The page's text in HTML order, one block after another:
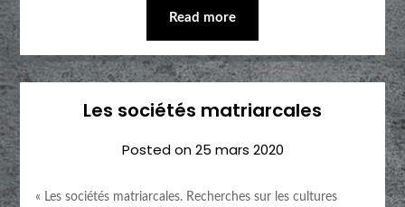
Read more
Les sociétés matriarcales
Posted on25 mars 2020
« Les sociétés matriarcales. Recherches sur les cultures